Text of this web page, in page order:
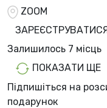
ZOOM
Залишилось 7 місць
ПОКАЗАТИ ЩЕ
Підпишіться на
подарунок